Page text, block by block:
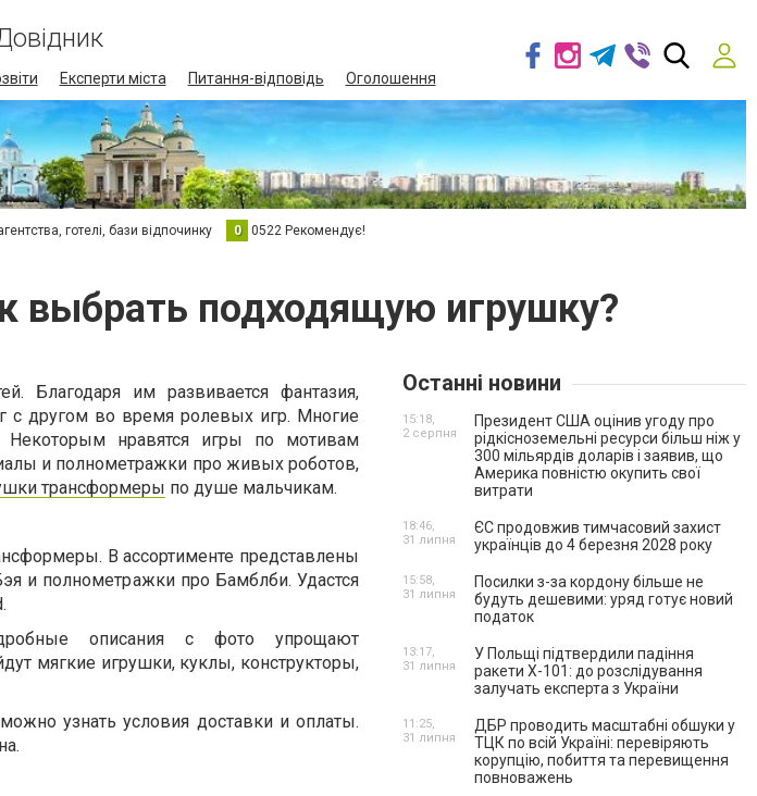
Експерти міста Питання-відповідь Оголошення
готелі, бази відпочинку 0 0522 Рекомендує!
выбрать подходящую игрушку?
Благодаря им развивается фантазия,
другом во время ролевых игр. Многие
нравятся игры по мотивам
и полнометражки про живых роботов,
трансформеры по душе мальчикам.
В ассортименте представлены
и полнометражки про Бамблби. Удастся
описания с фото упрощают
мягкие игрушки, куклы, конструкторы,
узнать условия доставки и оплаты.
Останні новини
Президент США оцінив угоду про
рідкісноземельні ресурси більш ніж у
300 мільярдів доларів і заявив, що
Америка повністю окупить свої
витрати
15:18,
2 серпня
ЄС продовжив тимчасовий захист
українців до 4 березня 2028 року
18:46,
31 липня
Посилки з-за кордону більше не
будуть дешевими: уряд готує новий
податок
15:58,
31 липня
У Польщі підтвердили падіння
ракети Х-101: до розслідування
залучать експерта з України
13:17,
31 липня
ДБР проводить масштабні обшуки у
ТЦК по всій Україні: перевіряють
корупцію, побиття та перевищення
повноважень
11:25,
31 липня